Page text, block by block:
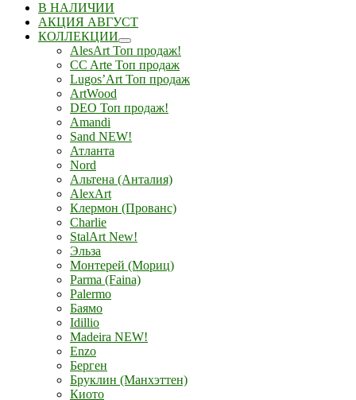
В НАЛИЧИИ
АКЦИЯ АВГУСТ
КОЛЛЕКЦИИ
AlesArt Топ продаж!
CC Arte Топ продаж
Lugos’Art Топ продаж
ArtWood
DEO Топ продаж!
Amandi
Sand NEW!
Атланта
Nord
Альтена (Анталия)
AlexArt
Клермон (Прованс)
Charlie
StalArt New!
Эльза
Монтерей (Мориц)
Parma (Faina)
Palermo
Баямо
Idillio
Madeira NEW!
Enzo
Берген
Бруклин (Манхэттен)
Киото